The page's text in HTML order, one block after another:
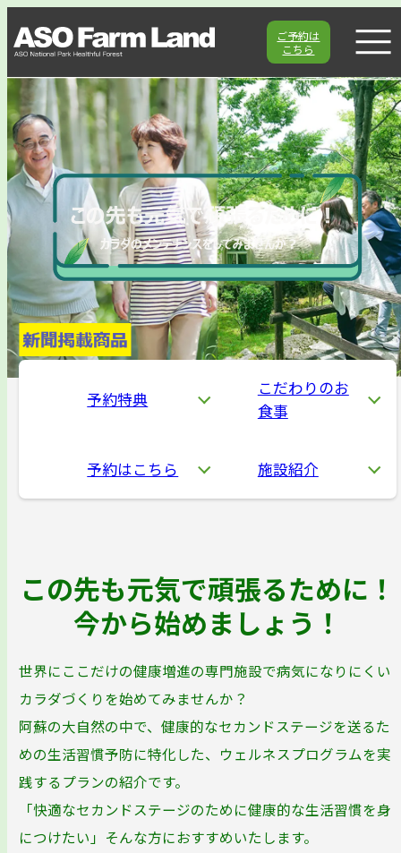
ご予約は
こちら
予約特典
こだわりのお
食事
予約はこちら 施設紹介
この先も元気で頑張るために！
今から始めましょう！
世界にここだけの健康増進の専門施設で病気になりにくい
カラダづくりを始めてみませんか？
阿蘇の大自然の中で、健康的なセカンドステージを送るた
めの生活習慣予防に特化した、ウェルネスプログラムを実
践するプランの紹介です。
「快適なセカンドステージのために健康的な生活習慣を身
につけたい」そんな方におすすめいたします。